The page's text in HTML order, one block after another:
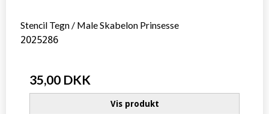
Stencil Tegn / Male Skabelon Prinsesse
2025286
35,00 DKK
Vis produkt